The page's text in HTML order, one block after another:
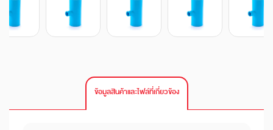
ข้อมูลสินค้าและไฟล์ที่เกี่ยวข้อง